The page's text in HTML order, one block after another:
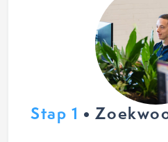
Stap 1 •